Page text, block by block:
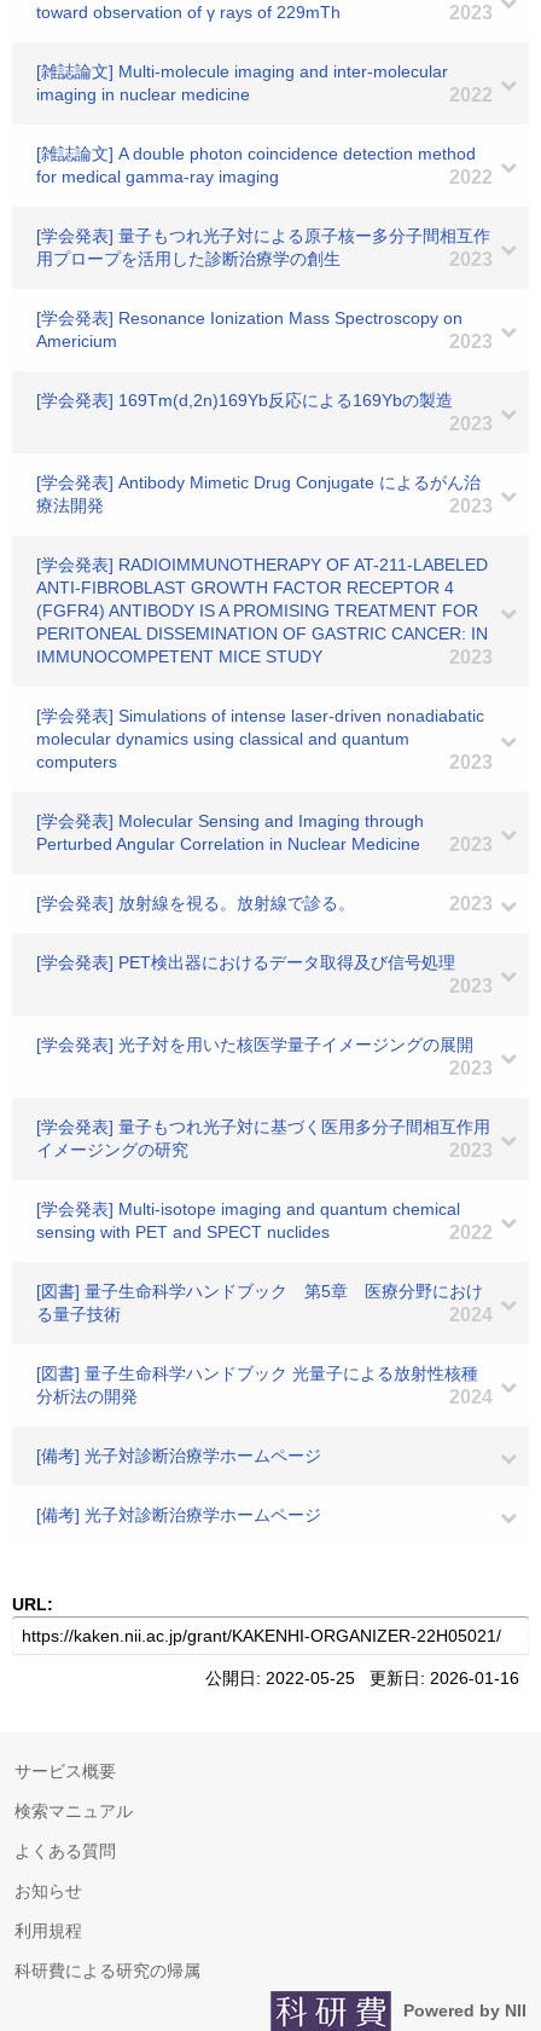
toward observation of γ rays of 229mTh
2023
[雑誌論文] Multi-molecule imaging and inter-molecular
imaging in nuclear medicine
2022
[雑誌論文] A double photon coincidence detection method
for medical gamma-ray imaging
2022
[学会発表] 量子もつれ光子対による原子核ー多分子間相互作
用プロープを活用した診断治療学の創生
2023
[学会発表] Resonance Ionization Mass Spectroscopy on
Americium
2023
[学会発表] 169Tm(d,2n)169Yb反応による169Ybの製造
2023
[学会発表] Antibody Mimetic Drug Conjugate によるがん治
療法開発
2023
[学会発表] RADIOIMMUNOTHERAPY OF AT-211-LABELED
ANTI-FIBROBLAST GROWTH FACTOR RECEPTOR 4
(FGFR4) ANTIBODY IS A PROMISING TREATMENT FOR
PERITONEAL DISSEMINATION OF GASTRIC CANCER: IN
IMMUNOCOMPETENT MICE STUDY
2023
[学会発表] Simulations of intense laser-driven nonadiabatic
molecular dynamics using classical and quantum
computers
2023
[学会発表] Molecular Sensing and Imaging through
Perturbed Angular Correlation in Nuclear Medicine
2023
[学会発表] 放射線を視る。放射線で診る。 2023
[学会発表] PET検出器におけるデータ取得及び信号処理
2023
[学会発表] 光子対を用いた核医学量子イメージングの展開
2023
[学会発表] 量子もつれ光子対に基づく医用多分子間相互作用
イメージングの研究
2023
[学会発表] Multi-isotope imaging and quantum chemical
sensing with PET and SPECT nuclides
2022
[図書] 量子生命科学ハンドブック 第5章 医療分野におけ
る量子技術
2024
[図書] 量子生命科学ハンドブック 光量子による放射性核種
分析法の開発
2024
[備考] 光子対診断治療学ホームページ
[備考] 光子対診断治療学ホームページ
URL:
公開日: 2022-05-25 更新日: 2026-01-16
サービス概要
検索マニュアル
よくある質問
お知らせ
利用規程
科研費による研究の帰属
Powered by NII